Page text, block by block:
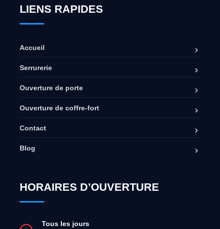
LIENS RAPIDES
Accueil
Serrurerie
Ouverture de porte
Ouverture de coffre-fort
Contact
Blog
HORAIRES D’OUVERTURE
Tous les jours